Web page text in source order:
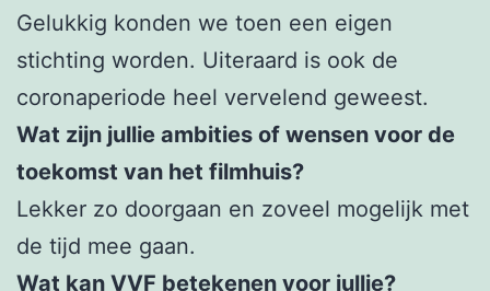
Gelukkig konden we toen een eigen
stichting worden. Uiteraard is ook de
coronaperiode heel vervelend geweest.
Wat zijn jullie ambities of wensen voor de
toekomst van het filmhuis?
Lekker zo doorgaan en zoveel mogelijk met
de tijd mee gaan.
Wat kan VVF betekenen voor jullie?